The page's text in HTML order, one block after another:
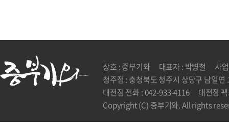
상호 : 중부기와 대표자 : 박병철
사
청주점 : 충청북도 청주시 상당구 남일
대전점 전화 : 042-933-4116
대전점
Copyright (C) 중부기와. All rights